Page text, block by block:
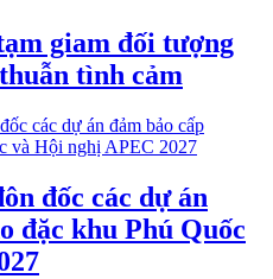
giam đối tượng
tình cảm
đốc các dự án
đặc khu Phú Quốc